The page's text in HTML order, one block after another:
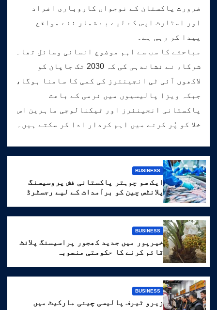
ضرورت پاکستان کے نوجوان کاروباری افراد
اور اسٹارٹ اپس کے لیے بے شمار نئے مواقع
پیدا کر رہی ہے۔
مباحثے کا سب سے اہم موضوع انسانی وسائل تھا۔
شرکاء نے نشاندہی کی کہ 2030 تک جاپان کو
لاکھوں آئی ٹی انجینئرز کی کمی کا سامنا ہوگا،
جبکہ ویزا پالیسیوں میں نرمی کے باعث
پاکستانی انجینئرز اور ٹیکنالوجی ماہرین اس
خلا کو پُر کرنے میں اہم کردار ادا کر سکتے ہیں۔
BUSINESS
ایک سو چوہتر پاکستانی فش پروسیسنگ
پلانٹس چین کو برآمدات کے لیے رجسٹرڈ
BUSINESS
خیرپور میں جدید کھجور پراسیسنگ پلانٹ
قائم کرنے کا حکومتی منصوبہ
BUSINESS
زیرو ٹیرف پالیسی چینی مارکیٹ میں